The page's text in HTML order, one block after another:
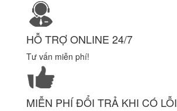
HỖ TRỢ ONLINE 24/7
Tư vấn miễn phí!
MIỄN PHÍ ĐỔI TRẢ KHI CÓ LỖI